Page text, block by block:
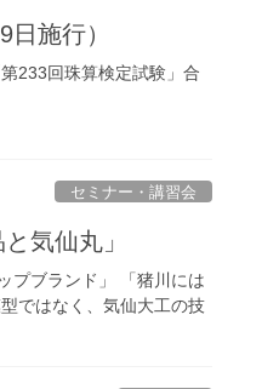
施行）
233回珠算検定試験」合
セミナー・講習会
気仙丸」
プブランド」 「猪川には
ではなく、気仙大工の技